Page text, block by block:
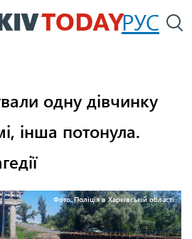
Перейти
до
РУС
одну дівчинку
інша потонула.
Фото: Поліція в Харківській області